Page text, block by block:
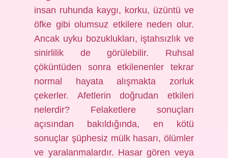
insan ruhunda kaygı, korku, üzüntü ve
öfke gibi olumsuz etkilere neden olur.
Ancak uyku bozuklukları, iştahsızlık ve
sinirlilik de görülebilir. Ruhsal
çöküntüden sonra etkilenenler tekrar
normal hayata alışmakta zorluk
çekerler. Afetlerin doğrudan etkileri
nelerdir? Felaketlere sonuçları
açısından bakıldığında, en kötü
sonuçlar şüphesiz mülk hasarı, ölümler
ve yaralanmalardır. Hasar gören veya